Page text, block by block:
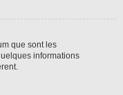
que sont les
informations